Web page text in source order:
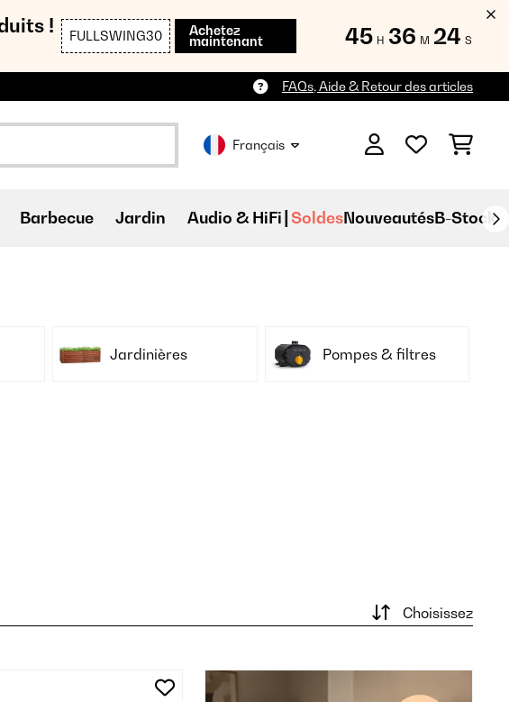
! FULLSWING30 Achetez
maintenant 45 H 36 M 22 S
FAQs, Aide & Retour des articles
Français
Barbecue Jardin Audio & HiFi SoldesNouveautésB-Stock
Jardinières Pompes & filtres
Choisissez